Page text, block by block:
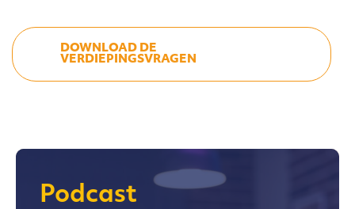
DOWNLOAD DE
VERDIEPINGSVRAGEN
Podcast